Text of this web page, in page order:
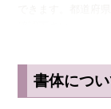
小さ目の10.5ミリ
すめです。
できます。都道府
が書いてあるのか
出すならテンショ
書体につ